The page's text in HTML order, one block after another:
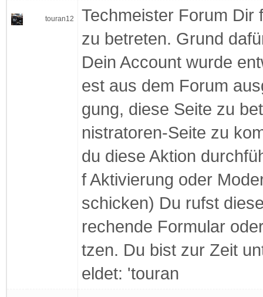
touran12
Techmeister Forum Dir
zu betreten. Grund
Dein Account wurde
est aus dem Forum
gung, diese Seite zu
nistratoren-Seite zu
du diese Aktion
f Aktivierung oder
schicken) Du rufst
rechende Formular
tzen. Du bist zur Zeit
eldet: 'touran